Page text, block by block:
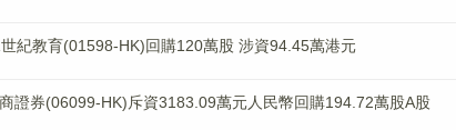
紀教育(01598-HK)回購120萬股 涉資94.45萬港元
證券(06099-HK)斥資3183.09萬元人民幣回購194.72萬股A股